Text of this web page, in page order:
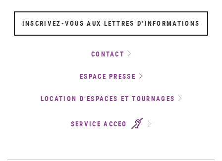
INSCRIVEZ-VOUS AUX LETTRES D’INFORMATIONS
CONTACT
ESPACE PRESSE
LOCATION D’ESPACES ET TOURNAGES
SERVICE ACCEO